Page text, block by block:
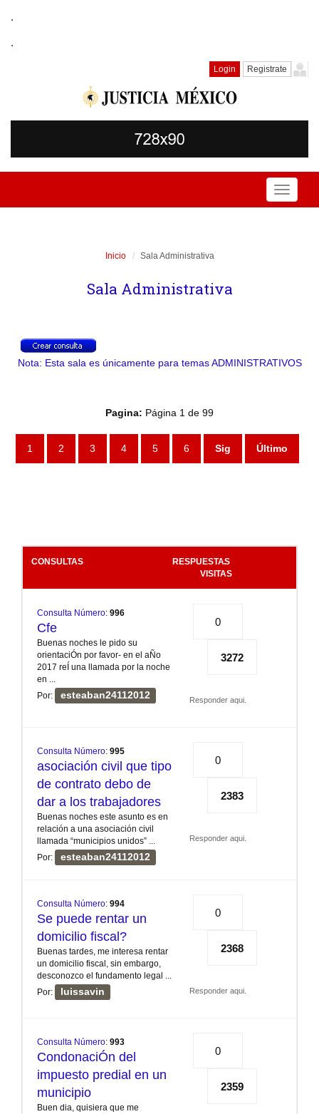
.
.
Login Registrate
Toggle
Inicio Sala Administrativa
Sala Administrativa
Nota: Esta sala es únicamente para temas ADMINISTRATIVOS
Pagina: Página 1 de 99
1 2 3 4 5 6 Sig Último
CONSULTAS
RESPUESTAS
VISITAS
.
Consulta Número: 996
Cfe
Buenas noches le pido su
orientaciÓn por favor- en el aÑo
2017 reÍ una llamada por la noche
en ...
Por:
esteaban24112012
0
3272
Responder aqui.
Consulta Número: 995
asociación civil que tipo
de contrato debo de
dar a los trabajadores
Buenas noches este asunto es en
relación a una asociación civil
llamada “municipios unidos” ...
Por:
esteaban24112012
0
2383
Responder aqui.
Consulta Número: 994
Se puede rentar un
domicilio fiscal?
Buenas tardes, me interesa rentar
un domicilio fiscal, sin embargo,
desconozco el fundamento legal ...
Por:
luissavin
0
2368
Responder aqui.
Consulta Número: 993
CondonaciÓn del
impuesto predial en un
municipio
Buen dia, quisiera que me
0
2359